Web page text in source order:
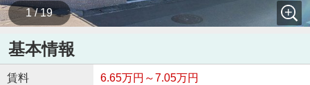
1 / 19
基本情報
賃料 6.65万円～7.05万円